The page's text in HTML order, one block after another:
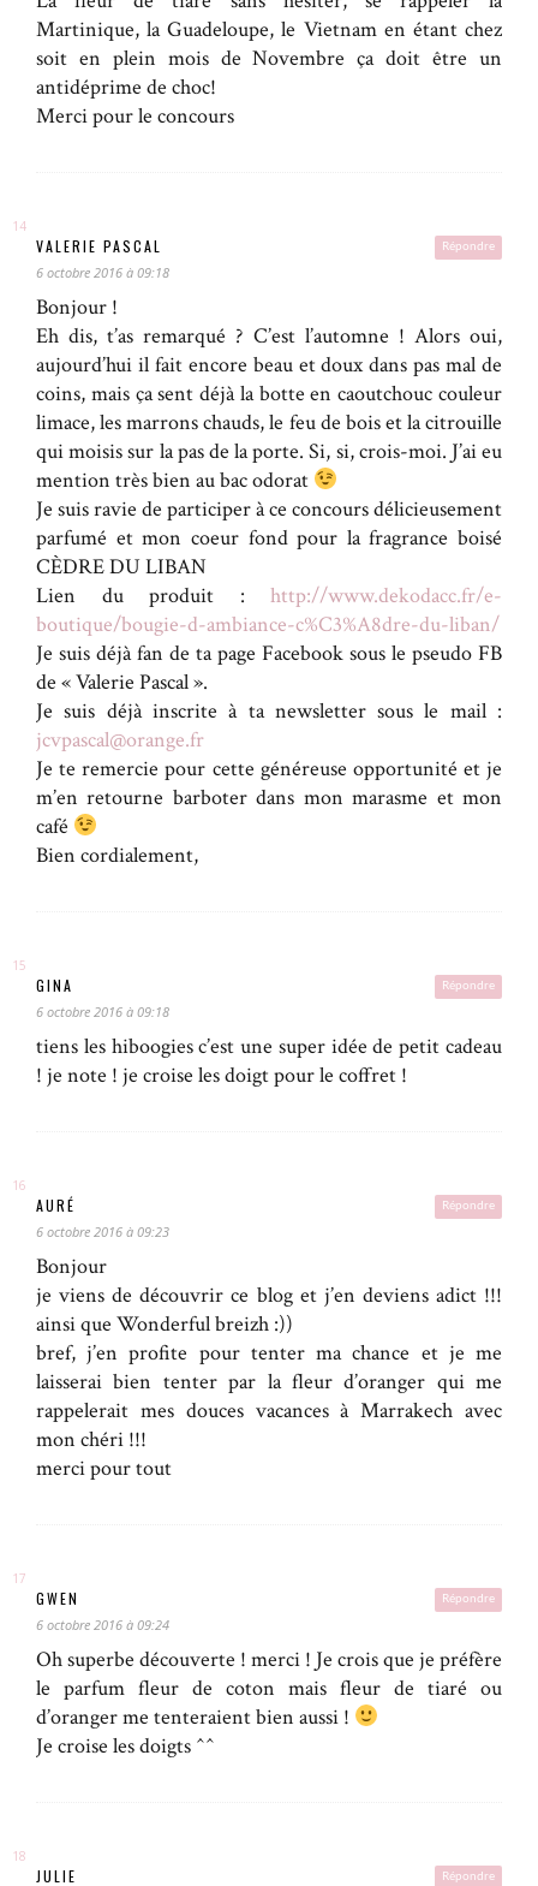
Martinique, la Guadeloupe, le Vietnam en étant chez
soit en plein mois de Novembre ça doit être un
antidéprime de choc!
Merci pour le concours
Répondre
VALERIE PASCAL
6 octobre 2016 à 09:18
Bonjour !
Eh dis, t’as remarqué ? C’est l’automne ! Alors oui,
aujourd’hui il fait encore beau et doux dans pas mal de
coins, mais ça sent déjà la botte en caoutchouc couleur
limace, les marrons chauds, le feu de bois et la citrouille
qui moisis sur la pas de la porte. Si, si, crois-moi. J’ai eu
mention très bien au bac odorat
Je suis ravie de participer à ce concours délicieusement
parfumé et mon coeur fond pour la fragrance boisé
CÈDRE DU LIBAN
Lien du produit : http://www.dekodacc.fr/e-
boutique/bougie-d-ambiance-c%C3%A8dre-du-liban/
Je suis déjà fan de ta page Facebook sous le pseudo FB
de « Valerie Pascal ».
Je suis déjà inscrite à ta newsletter sous le mail :
jcvpascal@orange.fr
Je te remercie pour cette généreuse opportunité et je
m’en retourne barboter dans mon marasme et mon
café
Bien cordialement,
Répondre
GINA
6 octobre 2016 à 09:18
tiens les hiboogies c’est une super idée de petit cadeau
! je note ! je croise les doigt pour le coffret !
Répondre
AURÉ
6 octobre 2016 à 09:23
Bonjour
je viens de découvrir ce blog et j’en deviens adict !!!
ainsi que Wonderful breizh :))
bref, j’en profite pour tenter ma chance et je me
laisserai bien tenter par la fleur d’oranger qui me
rappelerait mes douces vacances à Marrakech avec
mon chéri !!!
merci pour tout
Répondre
GWEN
6 octobre 2016 à 09:24
Oh superbe découverte ! merci ! Je crois que je préfère
le parfum fleur de coton mais fleur de tiaré ou
d’oranger me tenteraient bien aussi !
Je croise les doigts ^^
Répondre
JULIE